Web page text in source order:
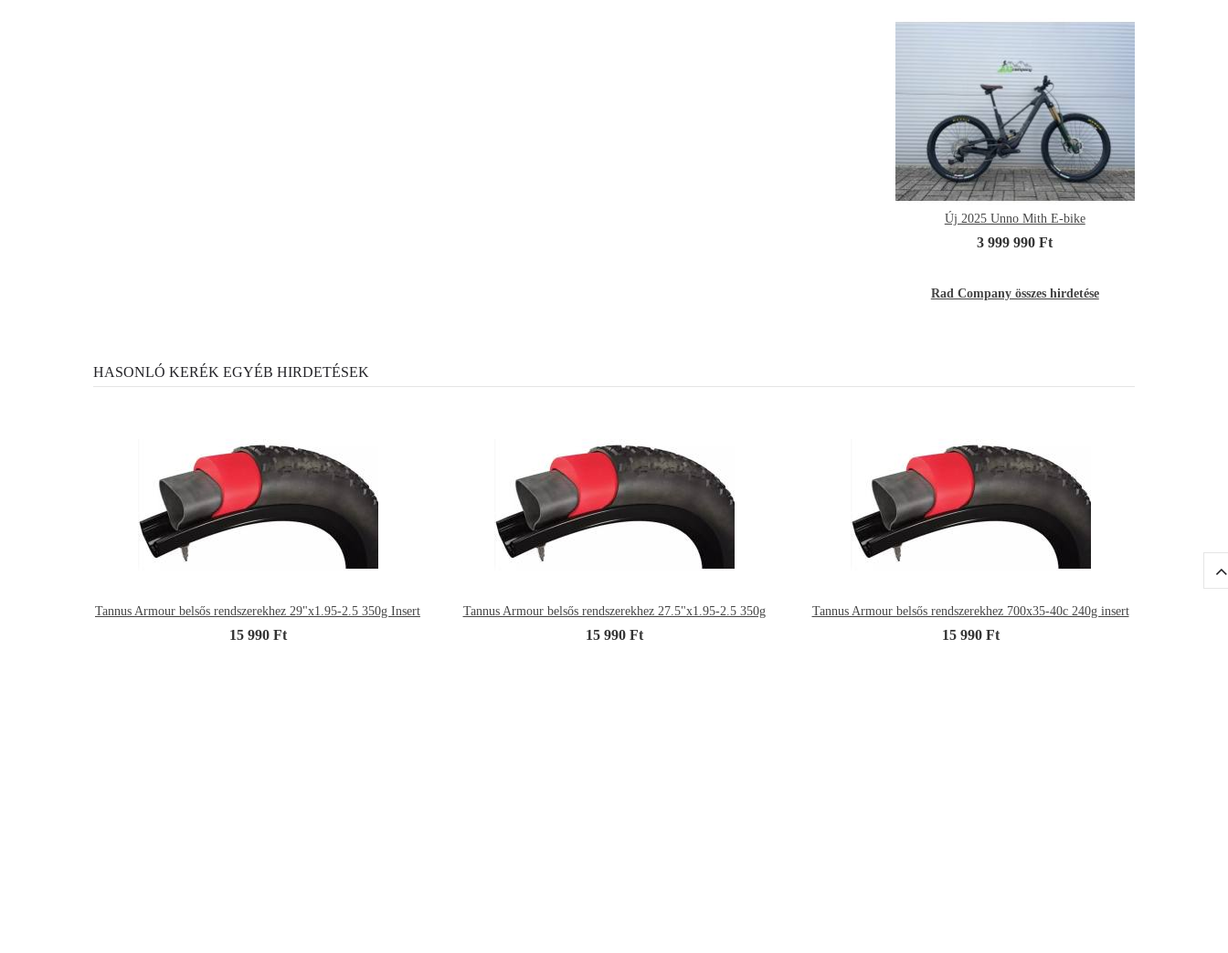
Új 2025 Unno Mith E-bike
3 999 990 Ft
Rad Company összes hirdetése
HASONLÓ KERÉK EGYÉB HIRDETÉSEK
Tannus Armour belsős rendszerekhez 29"x1.95-2.5 350g Insert
15 990 Ft
Tannus Armour belsős rendszerekhez 27.5"x1.95-2.5 350g
15 990 Ft
Tannus Armour belsős rendszerekhez 700x35-40c 240g insert
15 990 Ft